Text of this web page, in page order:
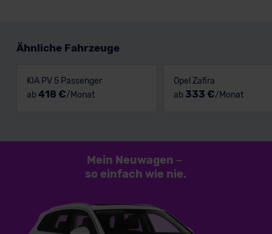
Ähnliche Fahrzeuge
KIA PV 5 Passenger
ab418 €/Monat
Opel Zafira
ab 333 €/Monat
Mein Neuwagen –
so einfach wie nie.